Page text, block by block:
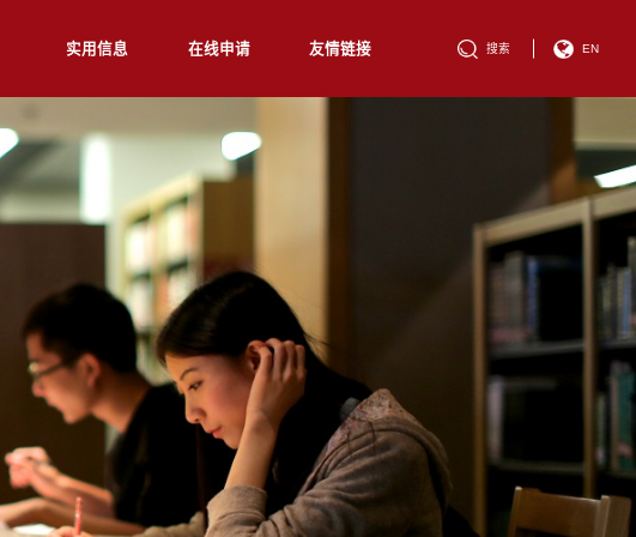
实用信息 在线申请 友情链接 搜索 EN